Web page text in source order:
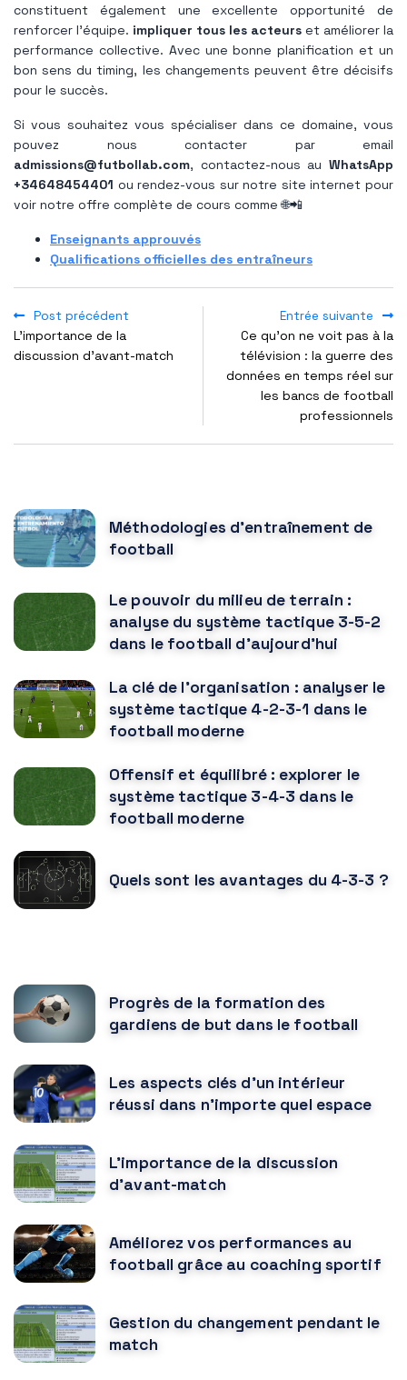
constituent également une excellente opportunité de
renforcer l'équipe. impliquer tous les acteurs et améliorer la
performance collective. Avec une bonne planification et un
bon sens du timing, les changements peuvent être décisifs
pour le succès.
Si vous souhaitez vous spécialiser dans ce domaine, vous
pouvez nous contacter par email
admissions@futbollab.com, contactez-nous au WhatsApp
+34648454401 ou rendez-vous sur notre site internet pour
voir notre offre complète de cours comme 🌐📲
Enseignants approuvés
Qualifications officielles des entraîneurs
Post précédent
L’importance de la
discussion d’avant-match
Entrée suivante
Ce qu'on ne voit pas à la
télévision : la guerre des
données en temps réel sur
les bancs de football
professionnels
Méthodologies d'entraînement de
football
Le pouvoir du milieu de terrain :
analyse du système tactique 3-5-2
dans le football d'aujourd'hui
La clé de l'organisation : analyser le
système tactique 4-2-3-1 dans le
football moderne
Offensif et équilibré : explorer le
système tactique 3-4-3 dans le
football moderne
Quels sont les avantages du 4-3-3 ?
Progrès de la formation des
gardiens de but dans le football
Les aspects clés d’un intérieur
réussi dans n’importe quel espace
L’importance de la discussion
d’avant-match
Améliorez vos performances au
football grâce au coaching sportif
Gestion du changement pendant le
match